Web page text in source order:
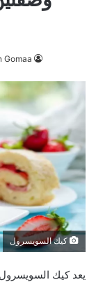
Gomaa
كيك السويسرول
يعد كيك